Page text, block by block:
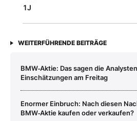
1J
WEITERFÜHRENDE BEITRÄGE
BMW‑Aktie: Das sagen die
Einschätzungen am Freitag
Enormer Einbruch: Nach diesen
BMW‑Aktie kaufen oder verkaufen?